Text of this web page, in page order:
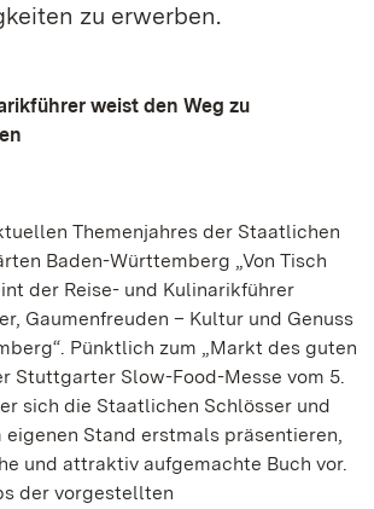
zu erwerben.
weist den Weg zu
Themenjahres der Staatlichen
Baden-Württemberg „Von Tisch
der Reise- und Kulinarikführer
Gaumenfreuden – Kultur und Genuss
Pünktlich zum „Markt des guten
Stuttgarter Slow-Food-Messe vom 5.
sich die Staatlichen Schlösser und
eigenen Stand erstmals präsentieren,
und attraktiv aufgemachte Buch vor.
der vorgestellten